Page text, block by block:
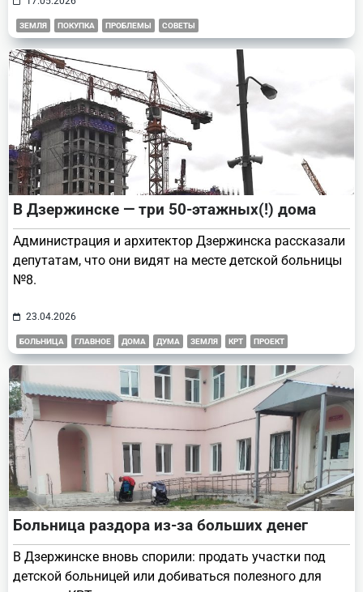
ЗЕМЛЯ ПОКУПКА ПРОБЛЕМЫ СОВЕТЫ
В Дзержинске — три 50-этажных(!) дома
Администрация и архитектор Дзержинска рассказали
депутатам, что они видят на месте детской больницы
№8.
23.04.2026
БОЛЬНИЦА ГЛАВНОЕ ДОМА ДУМА ЗЕМЛЯ КРТ ПРОЕКТ
Больница раздора из-за больших денег
В Дзержинске вновь спорили: продать участки под
детской больницей или добиваться полезного для